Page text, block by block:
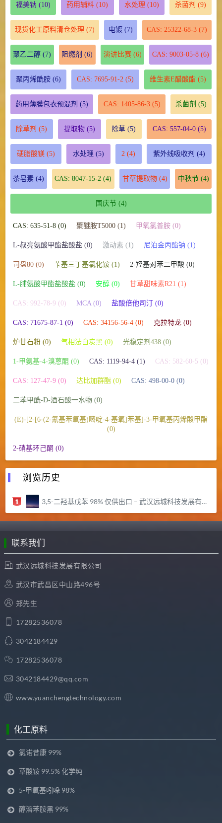
福美钠 (10) 药用辅料 (10) 水处理 (10) 杀菌剂 (9)
现货化工原料清仓处理 (7) 电镀 (7) CAS: 25322-68-3 (7)
聚乙二醇 (7) 阻燃剂 (6) 演讲比赛(6) CAS: 9003-05-8(6)
聚丙烯酰胺(6) CAS: 7695-91-2 (5) 维生素E醋酸酯 (5)
药用薄膜包衣预混剂 (5) CAS: 1405-86-3(5) 杀菌剂 (5)
除草剂 (5) 提取物(5) 除草 (5) CAS: 557-04-0(5)
硬脂酸镁(5) 水处理 (5) 2 (4) 紫外线吸收剂 (4)
茶皂素 (4) CAS: 8047-15-2 (4) 甘草提取物(4) 中秋节(4)
国庆节(4)
CAS: 635-51-8 (0) 聚醚胺T5000 (1) 甲氧氯普胺 (0)
L-叔亮氨酸甲酯盐酸盐 (0) 激动素 (1) 尼泊金丙酯钠 (1)
司盘80 (0) 苄基三丁基氯化铵 (1) 2-羟基对苯二甲酸 (0)
L-脯氨酸甲酯盐酸盐 (0) 安醇 (0) 甘草甜味素R21 (1)
CAS: 992-78-9 (0) MCA (0) 盐酸倍他司汀 (0)
CAS: 71675-87-1 (0) CAS: 34156-56-4 (0) 克拉特龙 (0)
炉甘石粉 (0) 气相法白炭黑 (0) 光稳定剂438 (0)
1-甲氨基-4-溴蒽醌 (0) CAS: 1119-94-4 (1) CAS: 582-60-5 (0)
CAS: 127-47-9 (0) 达比加群酯 (0) CAS: 498-00-0 (0)
二苯甲酰-D-酒石酸一水物 (0)
(E)-[2-[6-(2-氰基苯氧基)嘧啶-4-基氧]苯基]-3-甲氧基丙烯酸甲酯
(0)
2-硝基环己酮 (0)
浏览历史
3,5-二羟基戊苯 98% 仅供出口 – 武汉远城科技发展有限公司
联系我们
武汉远城科技发展有限公司
武汉市武昌区中山路496号
郑先生
17282536078
3042184429
17282536078
3042184429@qq.com
www.yuanchengtechnology.com
化工原料
氯诺昔康 99%
草酸铵 99.5% 化学纯
5-甲氧基吲哚 98%
醇溶苯胺黑 99%